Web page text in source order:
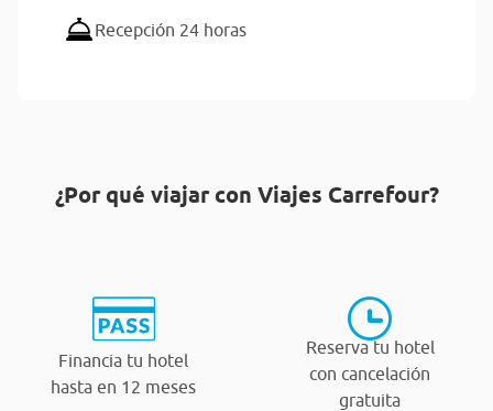
Recepción 24 horas
¿Por qué viajar con Viajes Carrefour?
Financia tu hotel
hasta en 12 meses
Reserva tu hotel
con cancelación
gratuita